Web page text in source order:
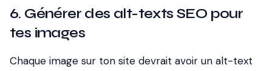
6. Générer des alt-texts SEO pour
tes images
Chaque image sur ton site devrait avoir un alt-text